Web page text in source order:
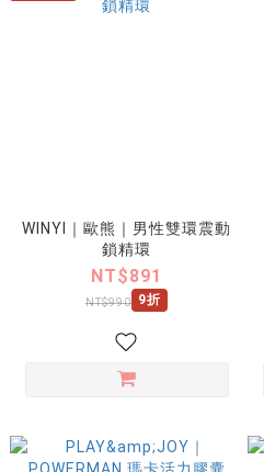
WINYI｜歐熊｜男性雙環震動
鎖精環
NT$891
NT$990 9折